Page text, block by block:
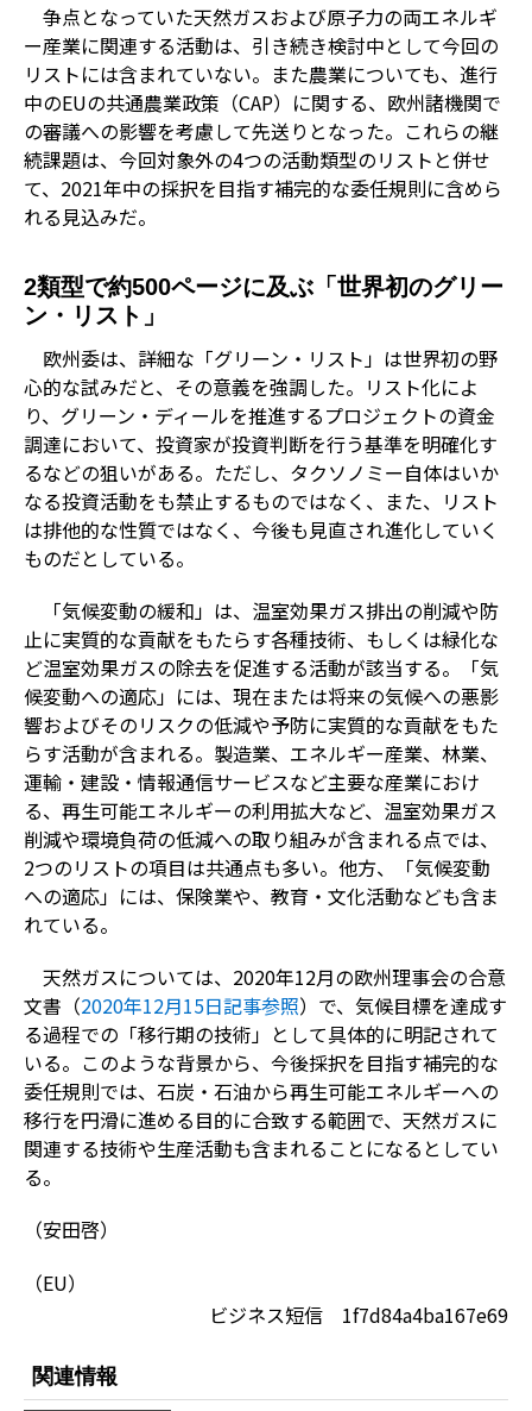
争点となっていた天然ガスおよび原子力の両エネルギ
ー産業に関連する活動は、引き続き検討中として今回の
リストには含まれていない。また農業についても、進行
中のEUの共通農業政策（CAP）に関する、欧州諸機関で
の審議への影響を考慮して先送りとなった。これらの継
続課題は、今回対象外の4つの活動類型のリストと併せ
て、2021年中の採択を目指す補完的な委任規則に含めら
れる見込みだ。
2類型で約500ページに及ぶ「世界初のグリー
ン・リスト」
欧州委は、詳細な「グリーン・リスト」は世界初の野
心的な試みだと、その意義を強調した。リスト化によ
り、グリーン・ディールを推進するプロジェクトの資金
調達において、投資家が投資判断を行う基準を明確化す
るなどの狙いがある。ただし、タクソノミー自体はいか
なる投資活動をも禁止するものではなく、また、リスト
は排他的な性質ではなく、今後も見直され進化していく
ものだとしている。
「気候変動の緩和」は、温室効果ガス排出の削減や防
止に実質的な貢献をもたらす各種技術、もしくは緑化な
ど温室効果ガスの除去を促進する活動が該当する。「気
候変動への適応」には、現在または将来の気候への悪影
響およびそのリスクの低減や予防に実質的な貢献をもた
らす活動が含まれる。製造業、エネルギー産業、林業、
運輸・建設・情報通信サービスなど主要な産業におけ
る、再生可能エネルギーの利用拡大など、温室効果ガス
削減や環境負荷の低減への取り組みが含まれる点では、
2つのリストの項目は共通点も多い。他方、「気候変動
への適応」には、保険業や、教育・文化活動なども含ま
れている。
天然ガスについては、2020年12月の欧州理事会の合意
文書（2020年12月15日記事参照）で、気候目標を達成す
る過程での「移行期の技術」として具体的に明記されて
いる。このような背景から、今後採択を目指す補完的な
委任規則では、石炭・石油から再生可能エネルギーへの
移行を円滑に進める目的に合致する範囲で、天然ガスに
関連する技術や生産活動も含まれることになるとしてい
る。
（安田啓）
（EU）
ビジネス短信 1f7d84a4ba167e69
関連情報